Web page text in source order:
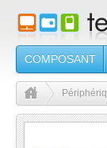
COMPOSANT